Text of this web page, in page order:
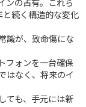
続く構造的な変化
識が、致命傷にな
フォンを一台確保
はなく、将来のイ
ても、手元には新